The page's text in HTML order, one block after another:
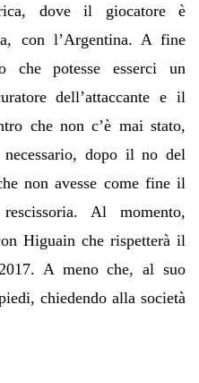
dove il giocatore è
con l’Argentina. A fine
che potesse esserci un
dell’attaccante e il
che non c’è mai stato,
necessario, dopo il no del
non avesse come fine il
Al momento,
Higuain che rispetterà il
A meno che, al suo
chiedendo alla società